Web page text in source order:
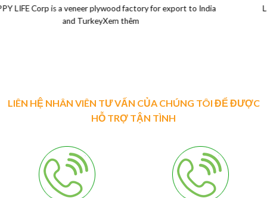
Laminated Wood, LVL Laminated Veneer Lumber, LVL plywood
Vietnam, LVL Timber, Vietnam plywood exportXem thêm
LIÊN HỆ NHÂN VIÊN TƯ VẤN CỦA CHÚNG TÔI ĐỂ ĐƯỢC
HỖ TRỢ TẬN TÌNH